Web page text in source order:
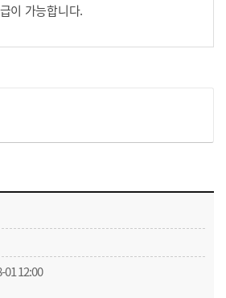
이 가능합니다.
01 12:00